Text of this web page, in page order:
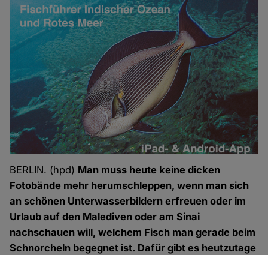
BERLIN. (hpd) Man muss heute keine dicken
Fotobände mehr herumschleppen, wenn man sich
an schönen Unterwasserbildern erfreuen oder im
Urlaub auf den Malediven oder am Sinai
nachschauen will, welchem Fisch man gerade beim
Schnorcheln begegnet ist. Dafür gibt es heutzutage